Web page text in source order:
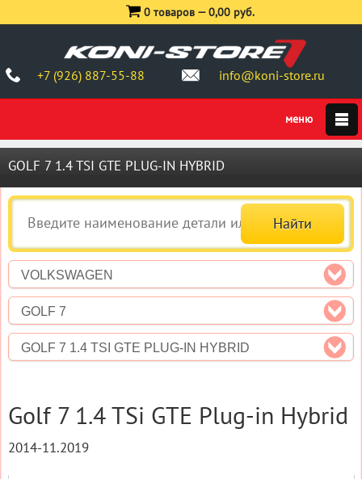
+7 (926) 887-55-88 info@koni-store.ru
0 товаров —0,00 руб.
GOLF 7 1.4 TSI GTE PLUG-IN HYBRID
VOLKSWAGEN
GOLF 7
GOLF 7 1.4 TSI GTE PLUG-IN HYBRID
Golf 7 1.4 TSi GTE Plug-in Hybrid
2014-11.2019